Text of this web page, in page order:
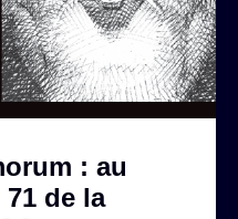
: au
de la